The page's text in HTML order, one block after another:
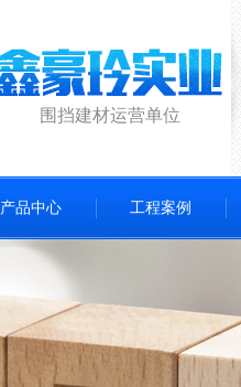
围挡建材运营单位
产品中心 工程案例